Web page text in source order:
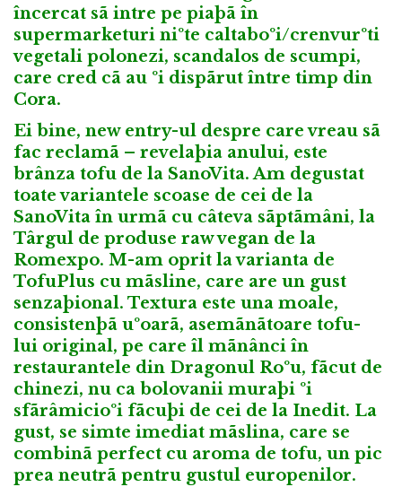
încercat sã intre pe piaþã în
supermarketuri niºte caltaboºi/crenvurºti
vegetali polonezi, scandalos de scumpi,
care cred cã au ºi dispãrut între timp din
Cora.
Ei bine, new entry-ul despre care vreau sã
fac reclamã – revelaþia anului, este
brânza tofu de la SanoVita. Am degustat
toate variantele scoase de cei de la
SanoVita în urmã cu câteva sãptãmâni, la
Târgul de produse raw vegan de la
Romexpo. M-am oprit la varianta de
TofuPlus cu mãsline, care are un gust
senzaþional. Textura este una moale,
consistenþã uºoarã, asemãnãtoare tofu-
lui original, pe care îl mãnânci în
restaurantele din Dragonul Roºu, fãcut de
chinezi, nu ca bolovanii muraþi ºi
sfãrâmicioºi fãcuþi de cei de la Inedit. La
gust, se simte imediat mãslina, care se
combinã perfect cu aroma de tofu, un pic
prea neutrã pentru gustul europenilor.